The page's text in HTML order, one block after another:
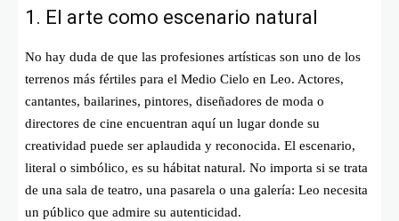
1. El arte como escenario natural
No hay duda de que las profesiones artísticas son uno de los
terrenos más fértiles para el Medio Cielo en Leo. Actores,
cantantes, bailarines, pintores, diseñadores de moda o
directores de cine encuentran aquí un lugar donde su
creatividad puede ser aplaudida y reconocida. El escenario,
literal o simbólico, es su hábitat natural. No importa si se trata
de una sala de teatro, una pasarela o una galería: Leo necesita
un público que admire su autenticidad.